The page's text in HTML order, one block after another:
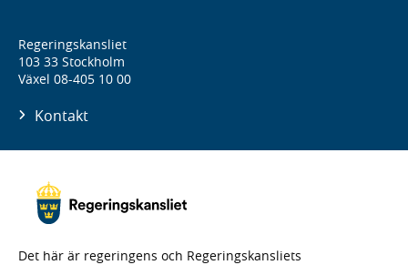
Regeringskansliet
103 33 Stockholm
Växel 08-405 10 00
Kontakt
Det här är regeringens och Regeringskansliets